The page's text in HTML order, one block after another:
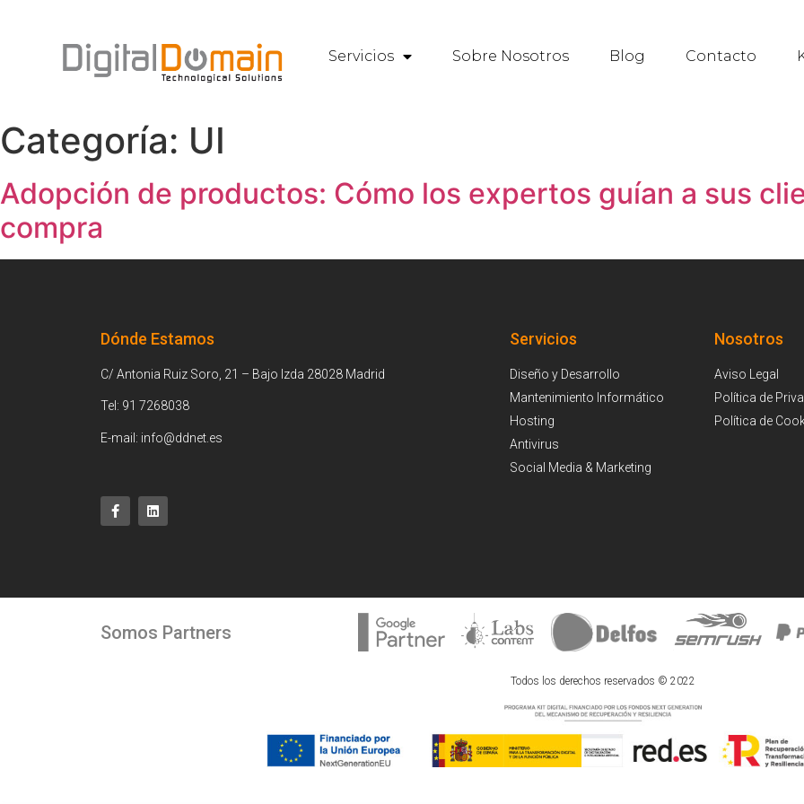
Servicios Sobre Nosotros Blog Contacto
Categoría: UI
Adopción de productos: Cómo los expertos guían a sus
compra
Dónde Estamos
C/ Antonia Ruiz Soro, 21 – Bajo Izda 28028 Madrid
Tel: 91 7268038
E-mail: info@ddnet.es
Servicios
Diseño y Desarrollo
Mantenimiento Informático
Hosting
Antivirus
Social Media & Marketing
Nosotros
Aviso Legal
Política de
Política de
Somos Partners
Todos los derechos reservados © 2022